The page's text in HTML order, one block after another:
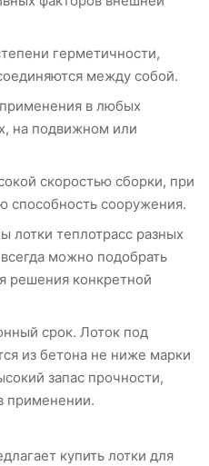
герметичности,
между собой.
в любых
на подвижном или
скоростью сборки, при
сооружения.
лотки теплотрасс разных
можно подобрать
решения конкретной
срок. Лоток под
из бетона не ниже марки
запас прочности,
применении.
купить лотки для